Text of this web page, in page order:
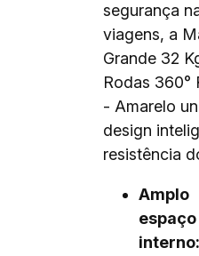
segurança
viagens, a
Grande 32
Rodas 360°
- Amarelo
design
resistência
Amplo
espaço
interno: